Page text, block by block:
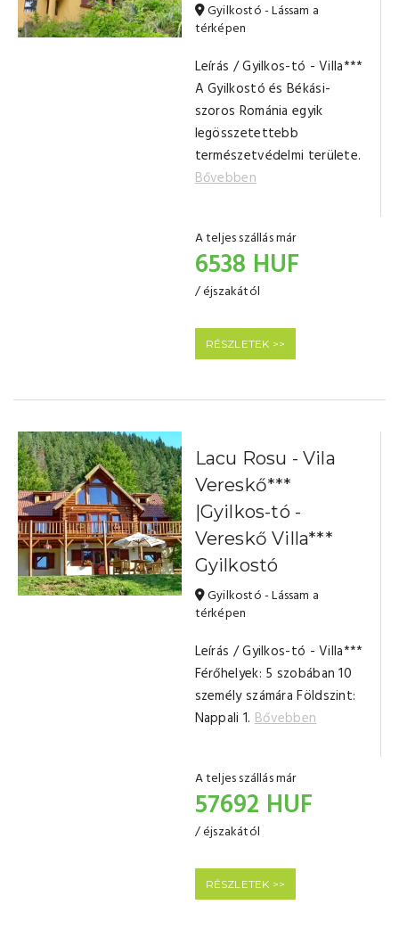
Gyilkostó - Lássam a
térképen
Leírás / Gyilkos-tó - Villa***
A Gyilkostó és Békási-
szoros Románia egyik
legösszetettebb
természetvédelmi területe.
Bővebben
A teljes szállás már
6538 HUF
/ éjszakától
RÉSZLETEK >>
Lacu Rosu - Vila
Vereskő***
|Gyilkos-tó -
Vereskő Villa***
Gyilkostó
Gyilkostó - Lássam a
térképen
Leírás / Gyilkos-tó - Villa***
Férőhelyek: 5 szobában 10
személy számára Földszint:
Nappali 1. Bővebben
A teljes szállás már
57692 HUF
/ éjszakától
RÉSZLETEK >>